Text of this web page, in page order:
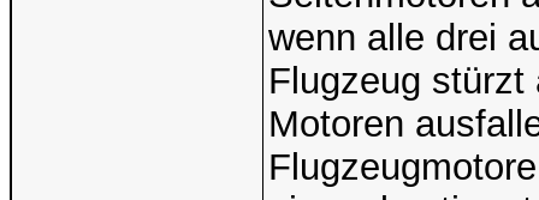
wenn alle drei
Flugzeug stürzt
Motoren